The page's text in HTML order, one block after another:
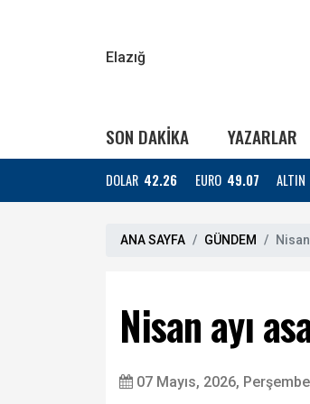
Elazığ
SON DAKİKA YAZARLAR
DOLAR 42.26 EURO 49.07 ALTIN
ANA SAYFA GÜNDEM
Nisan ayı
07 Mayıs, 2026,